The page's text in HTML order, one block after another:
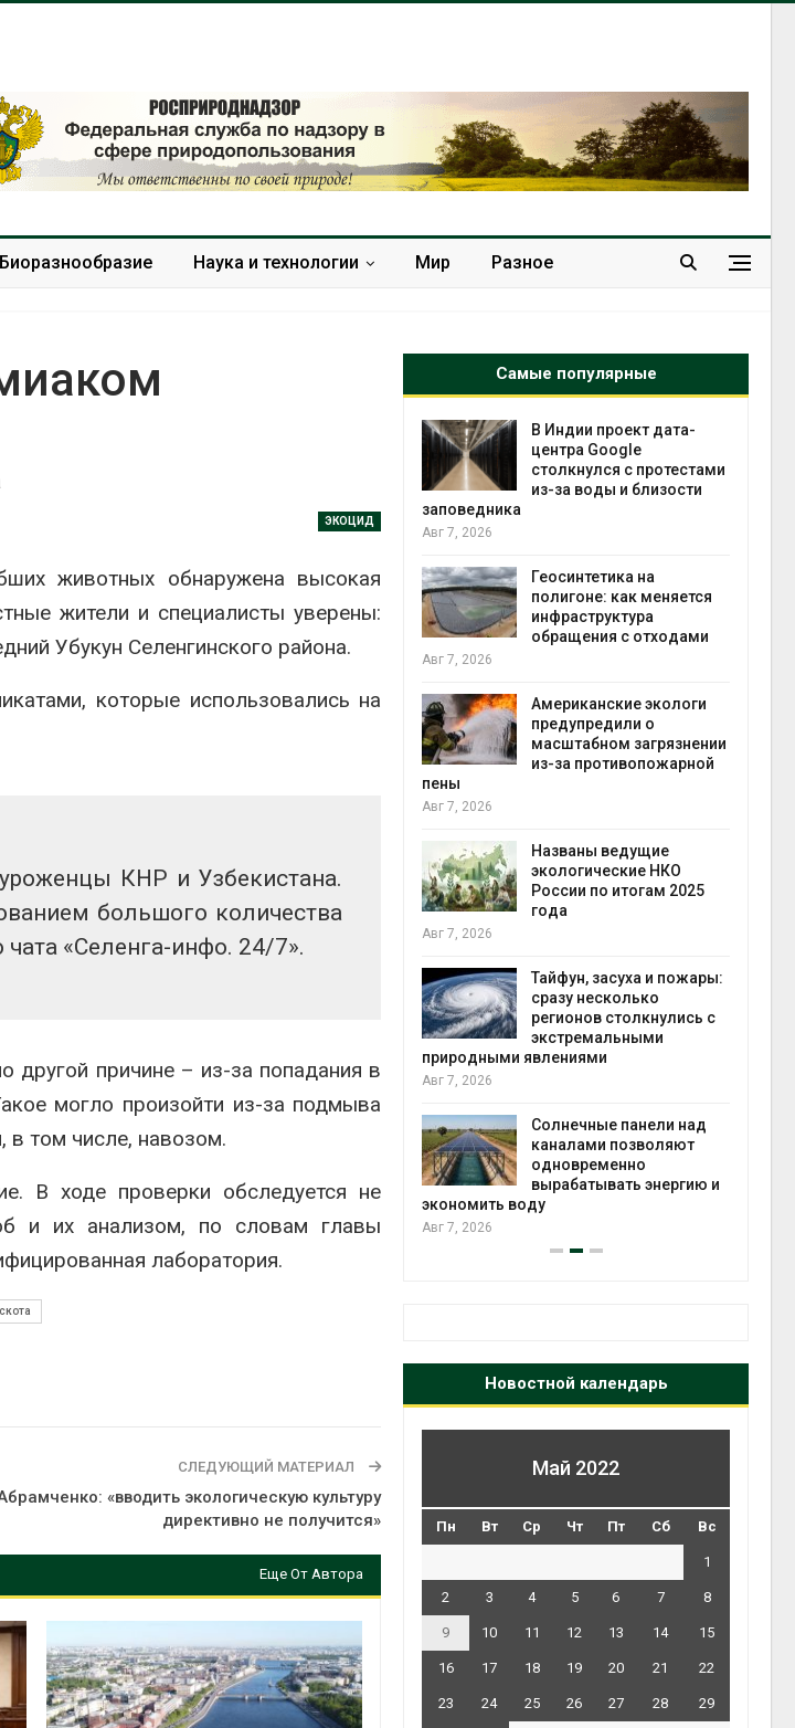
Биоразнообразие Наука и технологии Мир Разное
ЭКОЦИД
животных обнаружена высокая
жители и специалисты уверены:
Убукун Селенгинского района.
которые использовались на
КНР и Узбекистана.
большого количества
«Селенга-инфо. 24/7».
причине – из-за попадания в
могло произойти из-за подмыва
в том числе, навозом.
В ходе проверки обследуется не
и их анализом, по словам главы
лаборатория.
СЛЕДУЮЩИЙ МАТЕРИАЛ
«вводить экологическую культуру
директивно не получится»
Еще От Автора
Самые популярные
воду
водохранилища Волги и
превысить норму почти в
полтора раза
Авг 7, 2026
Евросоюз потребовал
кондиционера и почти
без отопления
Авг 7, 2026
Камчатские северные
Ozon запустит сбор
помощи для приютов
Нижнего Новгорода
В Индии проект дата-
центра Google
столкнулся с протестами
из-за воды и близости
заповедника
Авг 7, 2026
Геосинтетика на
полигоне: как меняется
инфраструктура
обращения с отходами
Авг 7, 2026
Американские экологи
предупредили о
масштабном загрязнении
из-за противопожарной
пены
Авг 7, 2026
Названы ведущие
экологические НКО
России по итогам 2025
года
Авг 7, 2026
Тайфун, засуха и пожары:
сразу несколько
регионов столкнулись с
экстремальными
природными явлениями
Авг 7, 2026
Солнечные панели над
каналами позволяют
одновременно
вырабатывать энергию и
экономить воду
Авг 7, 2026
Новостной календарь
Май 2022
Пн Вт Ср Чт Пт Сб Вс
1
2 3 4 5 6 7 8
9 10 11 12 13 14 15
16 17 18 19 20 21 22
23 24 25 26 27 28 29